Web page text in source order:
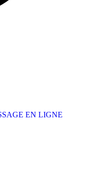
EN LIGNE